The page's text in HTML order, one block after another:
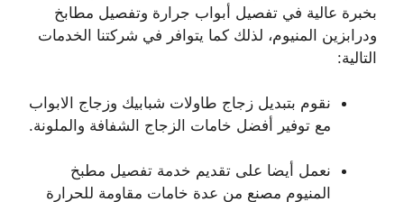
بخبرة عالية في تفصيل أبواب جرارة وتفصيل مطابخ
ودرابزين المنيوم، لذلك كما يتوافر في شركتنا الخدمات
التالية:
نقوم بتبديل زجاج طاولات شبابيك وزجاج الابواب
مع توفير أفضل خامات الزجاج الشفافة والملونة.
نعمل أيضا على تقديم خدمة تفصيل مطبخ
المنيوم مصنع من عدة خامات مقاومة للحرارة